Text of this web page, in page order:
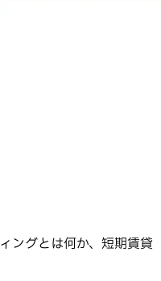
ングとは何か、短期賃貸